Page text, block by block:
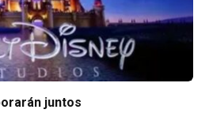
juntos